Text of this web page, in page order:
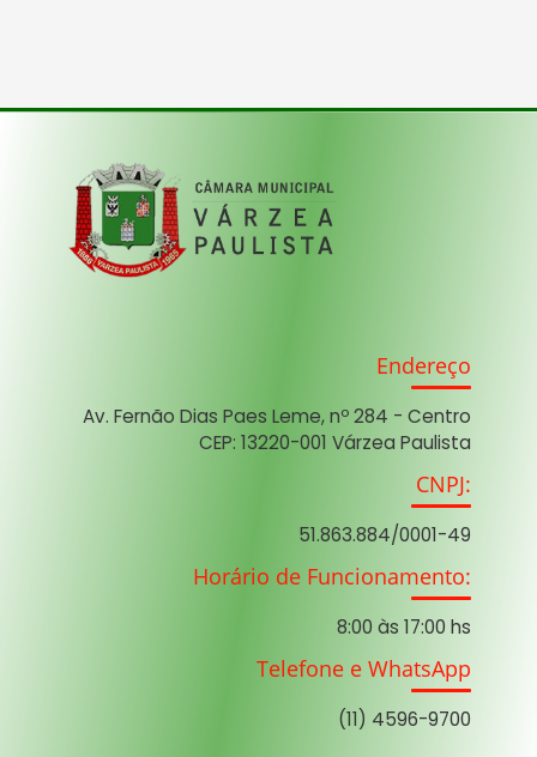
Endereço
Av. Fernão Dias Paes Leme, nº 284 - Centro
CEP: 13220-001 Várzea Paulista
CNPJ:
51.863.884/0001-49
Horário de Funcionamento:
8:00 às 17:00 hs
Telefone e WhatsApp
(11) 4596-9700